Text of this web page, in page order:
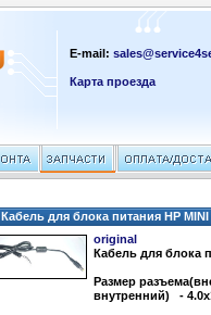
E-mail:
Карта проезда
Кабель для блока питания HP
original
Кабель для блока
Размер
внутренний) -